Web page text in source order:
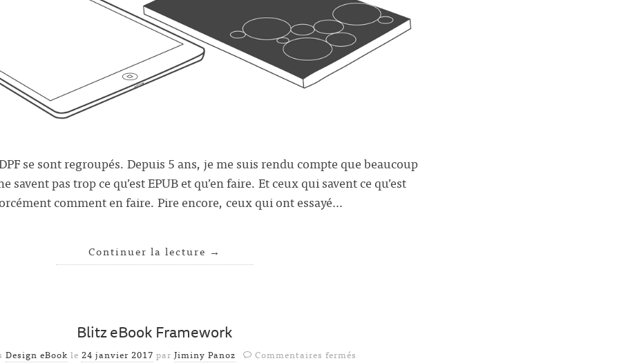
se sont regroupés. Depuis 5 ans, je me suis rendu compte que beaucoup
savent pas trop ce qu’est EPUB et qu’en faire. Et ceux qui savent ce qu’est
comment en faire. Pire encore, ceux qui ont essayé…
Continuer la lecture →
Blitz eBook Framework
Design eBook le 24 janvier 2017 par Jiminy Panoz Commentaires fermés